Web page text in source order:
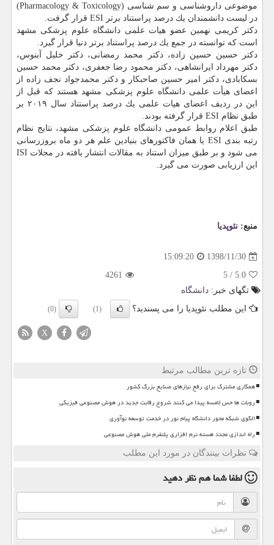
موضوعی داروشناسی و سم شناسی (Pharmacology & Toxicology)
در لیست دانشمندان یك درصد پراستناد برتر ESI قرار گرفت.
دكتر كریمی نهمین عضو هیات علمی دانشگاه علوم پزشكی مشهد
است كه توانسته در جمع یك درصد پراستناد برتر دنیا قرار گیرد.
دكتر حسین حسین زاده، دكتر محمد رمضانی، دكتر خلیل آبنوس،
دكتر مهرداد ایرانشاهی، دكتر محمود رضا جعفری، دكتر محمد حسین
بسكابادی، دكتر امیر حسین صاحبكار و دكتر محمدجواد نجف زاده از
اعضای هیأت علمی دانشگاه علوم پزشكی مشهد هستند كه قبل از
این در ردیف اعضای هیات علمی یك درصد پراستناد سال ۲۰۱۹ بر
طبق نظام ESI قرار گرفته بودند.
طبق اعلام روابط عمومی دانشگاه علوم پزشكی مشهد، نتایج نظام
رتبه بندی ESI یا همان فاكتورهای بنیادین علم هر دو ماه بروزرسانی
می شود و بر طبق میزان استناد به مقالات انتشار یافته در مجلات ISI
این ارزیابی صورت می گیرد.
منبع: نئوپدیا
1398/11/30
15:09:20
5.0
/
5
4261
تگهای خبر: دانشگاه
این مطلب نئوپدیا را می پسندید؟
(1)
(0)
X
تازه ترین مطالب مرتبط
همکاری مشترک برای رفع نیازهای صنایع بزرگ کشور
روبات ها حس لامسه پیدا می کنند شروع رقابت جدید در هوش مصنوعی فیزیکی
الگوی شبکه محور دانشگاه پیام نور در خدمت توسعه نوآوری
راه اندازی مجدد هسته نرم افزاری پلتفرم ملی هوش مصنوعی
نظرات بینندگان در مورد این مطلب
لطفا شما همنظر دهید